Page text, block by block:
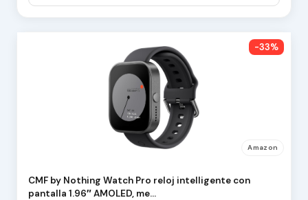
-33%
Amazon
CMF by Nothing Watch Pro reloj intelligente con
pantalla 1.96″ AMOLED, me…